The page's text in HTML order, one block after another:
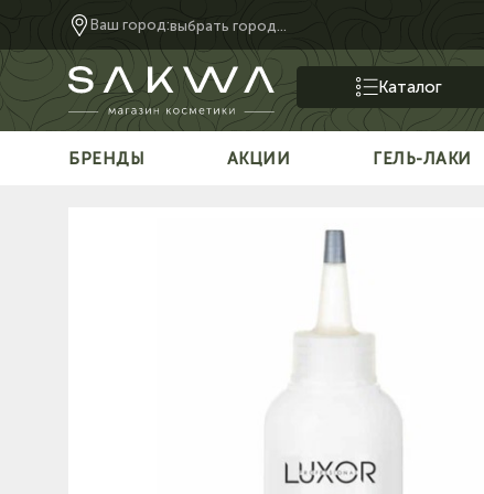
Ваш город:выбрать город...
Каталог
БРЕНДЫ АКЦИИ ГЕЛЬ-ЛАКИ